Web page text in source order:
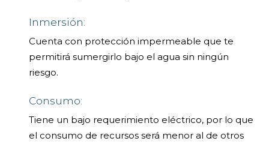
Inmersión:
Cuenta con protección impermeable que te
permitirá sumergirlo bajo el agua sin ningún
riesgo.
Consumo:
Tiene un bajo requerimiento eléctrico, por lo que
el consumo de recursos será menor al de otros